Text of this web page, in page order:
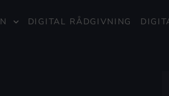
DIGITAL RÅDGIVNING